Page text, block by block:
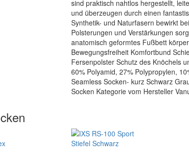
sind praktisch nahtlos hergestellt,
und überzeugen durch einen
Synthetik- und Naturfasern bewirkt
Polsterungen und Verstärkungen
anatomisch geformtes Fußbett
Bewegungsfreiheit Komfortbund
Fersenpolster Schutz des Knöchels
60% Polyamid, 27% Polypropylen,
Seamless Socken- kurz Schwarz
Socken Kategorie vom Hersteller